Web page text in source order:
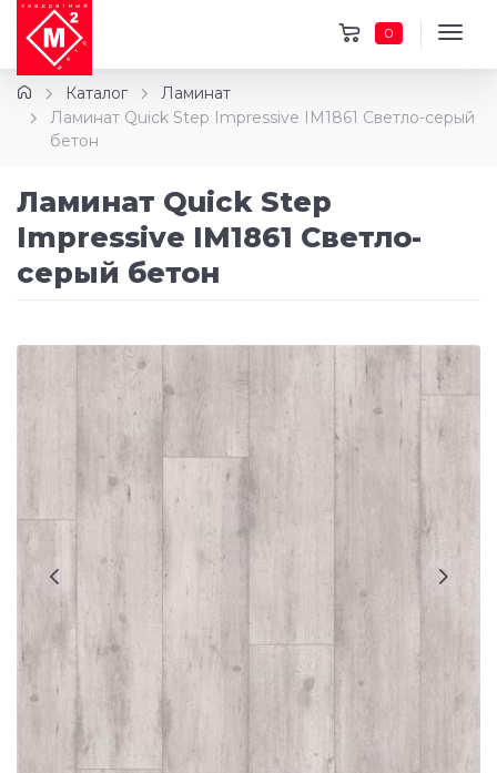
0
Каталог
Ламинат
Ламинат Quick Step Impressive IM1861 Светло-серый
бетон
Ламинат Quick Step
Impressive IM1861 Светло-
серый бетон